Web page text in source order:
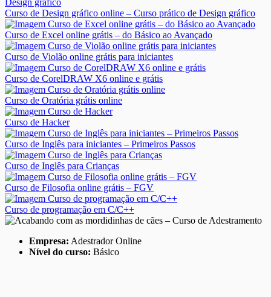
Curso de Design gráfico online – Curso prático de Design gráfico
Curso de Excel online grátis – do Básico ao Avançado
Curso de Violão online grátis para iniciantes
Curso de CorelDRAW X6 online e grátis
Curso de Oratória grátis online
Curso de Hacker
Curso de Inglês para iniciantes – Primeiros Passos
Curso de Inglês para Crianças
Curso de Filosofia online grátis – FGV
Curso de programação em C/C++
Empresa: Adestrador Online
Nível do curso: Básico